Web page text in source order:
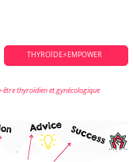
THYROÏDE⚡EMPOWER
thyroïdien et gynécologique